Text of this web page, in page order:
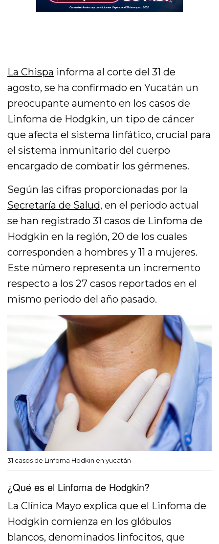
La Chispa informa al corte del 31 de
agosto, se ha confirmado en Yucatán un
preocupante aumento en los casos de
Linfoma de Hodgkin, un tipo de cáncer
que afecta el sistema linfático, crucial para
el sistema inmunitario del cuerpo
encargado de combatir los gérmenes.
Según las cifras proporcionadas por la
Secretaría de Salud, en el periodo actual
se han registrado 31 casos de Linfoma de
Hodgkin en la región, 20 de los cuales
corresponden a hombres y 11 a mujeres.
Este número representa un incremento
respecto a los 27 casos reportados en el
mismo periodo del año pasado.
31 casos de Linfoma Hodkin en yucatán
¿Qué es el Linfoma de Hodgkin?
La Clínica Mayo explica que el Linfoma de
Hodgkin comienza en los glóbulos
blancos, denominados linfocitos, que